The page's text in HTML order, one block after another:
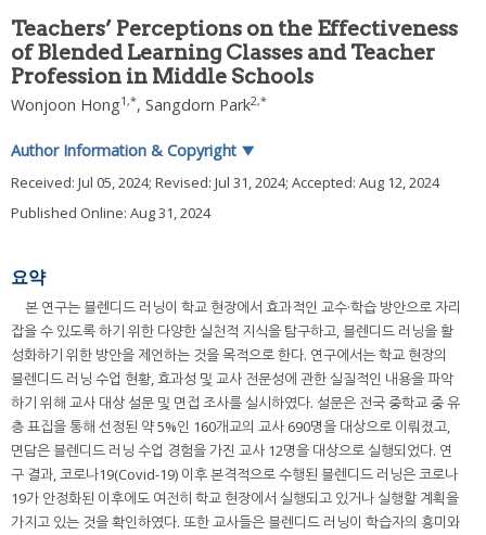
n
Teachers’ Perceptions on the Effectiveness
of Blended Learning Classes and Teacher
Profession in Middle Schools
Wonjoon Hong1,*, Sangdorn Park2,*
Author Information & Copyright ▼
Received: Jul 05, 2024; Revised: Jul 31, 2024; Accepted: Aug 12, 2024
Published Online: Aug 31, 2024
요약
본 연구는 블렌디드 러닝이 학교 현장에서 효과적인 교수·학습 방안으로 자리
잡을 수 있도록 하기 위한 다양한 실천적 지식을 탐구하고, 블렌디드 러닝을 활
성화하기 위한 방안을 제언하는 것을 목적으로 한다. 연구에서는 학교 현장의
블렌디드 러닝 수업 현황, 효과성 및 교사 전문성에 관한 실질적인 내용을 파악
하기 위해 교사 대상 설문 및 면접 조사를 실시하였다. 설문은 전국 중학교 중 유
층 표집을 통해 선정된 약 5%인 160개교의 교사 690명을 대상으로 이뤄졌고,
면담은 블렌디드 러닝 수업 경험을 가진 교사 12명을 대상으로 실행되었다. 연
구 결과, 코로나19(Covid-19) 이후 본격적으로 수행된 블렌디드 러닝은 코로나
19가 안정화된 이후에도 여전히 학교 현장에서 실행되고 있거나 실행할 계획을
가지고 있는 것을 확인하였다. 또한 교사들은 블렌디드 러닝이 학습자의 흥미와